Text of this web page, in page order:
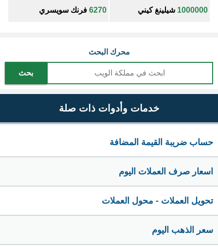
1000000 شيلينغ كيني 6270 فرنك سويسري
محرك البحث
بحث
خدمات وأدوات ذات صلة
حساب ضريبة القيمة المضافة
اسعار صرف العملات اليوم
تحويل العملات - محول العملات
سعر الذهب اليوم